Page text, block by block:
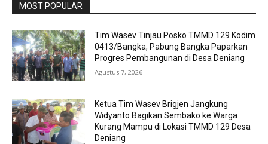
MOST POPULAR
Tim Wasev Tinjau Posko TMMD 129 Kodim
0413/Bangka, Pabung Bangka Paparkan
Progres Pembangunan di Desa Deniang
Agustus 7, 2026
Ketua Tim Wasev Brigjen Jangkung
Widyanto Bagikan Sembako ke Warga
Kurang Mampu di Lokasi TMMD 129 Desa
Deniang